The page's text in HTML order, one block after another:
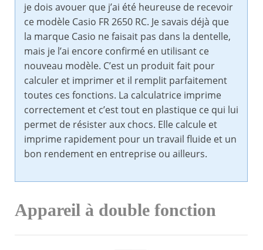
je dois avouer que j’ai été heureuse de recevoir
ce modèle Casio FR 2650 RC. Je savais déjà que
la marque Casio ne faisait pas dans la dentelle,
mais je l’ai encore confirmé en utilisant ce
nouveau modèle. C’est un produit fait pour
calculer et imprimer et il remplit parfaitement
toutes ces fonctions. La calculatrice imprime
correctement et c’est tout en plastique ce qui lui
permet de résister aux chocs. Elle calcule et
imprime rapidement pour un travail fluide et un
bon rendement en entreprise ou ailleurs.
Appareil à double fonction